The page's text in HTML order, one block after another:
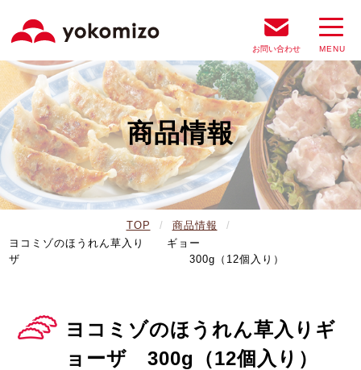
お問い合わせ
商品情報
TOP
商品情報
ヨコミゾのほうれん草入り ギョー
ザ 300g（12個入り）
ヨコミゾのほうれん草入りギ
ョーザ 300g（12個入り）